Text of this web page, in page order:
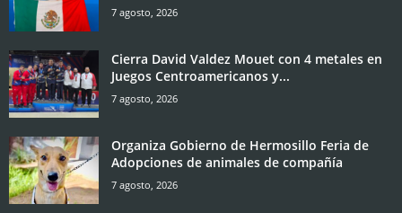
7 agosto, 2026
Cierra David Valdez Mouet con 4 metales en
Juegos Centroamericanos y...
7 agosto, 2026
Organiza Gobierno de Hermosillo Feria de
Adopciones de animales de compañía
7 agosto, 2026